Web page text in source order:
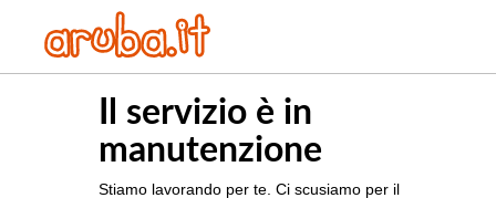
Il servizio è in
manutenzione
Stiamo lavorando per te. Ci scusiamo per il